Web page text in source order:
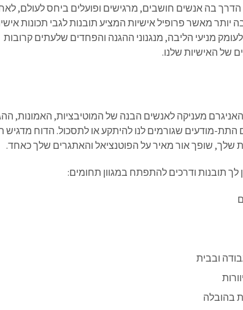
בה אנשים חושבים, מרגישים ופועלים ביחס לעולם,
יותר מאשר פרופיל אישיות המציע תובנות לגבי תכונות
לעומק מניעי הליבה, מנגנוני ההגנה והפחדים שלעתים קרובות
של האישיות שלנו.
מעניקה לאנשים הבנה של המוטיבציות, האמונות,
התת-מודעים שגורמים לנו להיתקע או לתסכול. הדוח מדגיש
שלך, שופך אור מאיר על הפוטנציאל והאתגרים שלך כאחד.
לך תובנות ודרכים להתפתח במגוון תחומים:
ובבית
בהובלה